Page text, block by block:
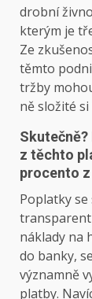
drobní
kterým je
Ze
těmto
tržby
ně složité
z těchto
procento
Poplatky
náklady na
do banky,
významně
platby.